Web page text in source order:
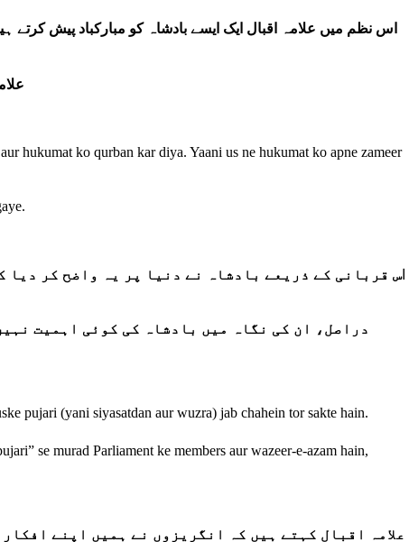
اس نظم میں علامہ اقبال ایک ایسے بادشاہ کو مبارکباد پیش
hukumat ko qurban kar diya. Yaani us ne hukumat ko apne zameer
اس قربانی کے ذریعے بادشاہ نے دنیا پر یہ واضح کر
دراصل، ان کی نگاہ میں بادشاہ کی کوئی اہمیت
pujari (yani siyasatdan aur wuzra) jab chahein tor sakte hain.
se murad Parliament ke members aur wazeer-e-azam hain,
علامہ اقبال کہتے ہیں کہ انگریزوں نے ہمیں اپنے